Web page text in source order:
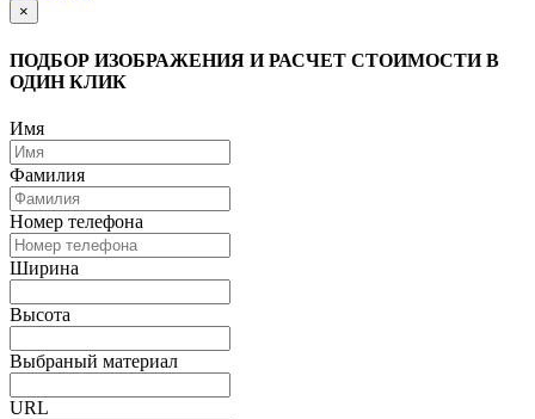
×
ПОДБОР ИЗОБРАЖЕНИЯ И РАСЧЕТ СТОИМОСТИ В
ОДИН КЛИК
Имя
Фамилия
Номер телефона
Ширина
Высота
Выбраный материал
URL